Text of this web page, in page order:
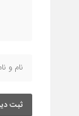
ثبت